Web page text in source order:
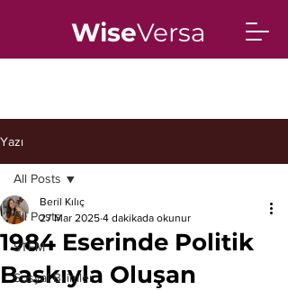
WiseVersa
Yazı
All Posts
STEM
Sosyal Bilimler
All Posts
1984 Eserinde Politik
Baskıyla Oluşan
Beril Kılıç
27 Mar 2025 4 dakikada okunur